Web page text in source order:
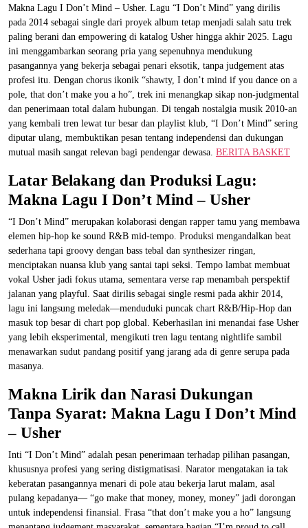
Makna Lagu I Don’t Mind – Usher. Lagu “I Don’t Mind” yang dirilis
pada 2014 sebagai single dari proyek album tetap menjadi salah satu trek
paling berani dan empowering di katalog Usher hingga akhir 2025. Lagu
ini menggambarkan seorang pria yang sepenuhnya mendukung
pasangannya yang bekerja sebagai penari eksotik, tanpa judgement atas
profesi itu. Dengan chorus ikonik “shawty, I don’t mind if you dance on a
pole, that don’t make you a ho”, trek ini menangkap sikap non-judgmental
dan penerimaan total dalam hubungan. Di tengah nostalgia musik 2010-an
yang kembali tren lewat tur besar dan playlist klub, “I Don’t Mind” sering
diputar ulang, membuktikan pesan tentang independensi dan dukungan
mutual masih sangat relevan bagi pendengar dewasa. BERITA BASKET
Latar Belakang dan Produksi Lagu:
Makna Lagu I Don’t Mind – Usher
“I Don’t Mind” merupakan kolaborasi dengan rapper tamu yang membawa
elemen hip-hop ke sound R&B mid-tempo. Produksi mengandalkan beat
sederhana tapi groovy dengan bass tebal dan synthesizer ringan,
menciptakan nuansa klub yang santai tapi seksi. Tempo lambat membuat
vokal Usher jadi fokus utama, sementara verse rap menambah perspektif
jalanan yang playful. Saat dirilis sebagai single resmi pada akhir 2014,
lagu ini langsung meledak—menduduki puncak chart R&B/Hip-Hop dan
masuk top besar di chart pop global. Keberhasilan ini menandai fase Usher
yang lebih eksperimental, mengikuti tren lagu tentang nightlife sambil
menawarkan sudut pandang positif yang jarang ada di genre serupa pada
masanya.
Makna Lirik dan Narasi Dukungan
Tanpa Syarat: Makna Lagu I Don’t Mind
– Usher
Inti “I Don’t Mind” adalah pesan penerimaan terhadap pilihan pasangan,
khususnya profesi yang sering distigmatisasi. Narator mengatakan ia tak
keberatan pasangannya menari di pole atau bekerja larut malam, asal
pulang kepadanya— “go make that money, money, money” jadi dorongan
untuk independensi finansial. Frasa “that don’t make you a ho” langsung